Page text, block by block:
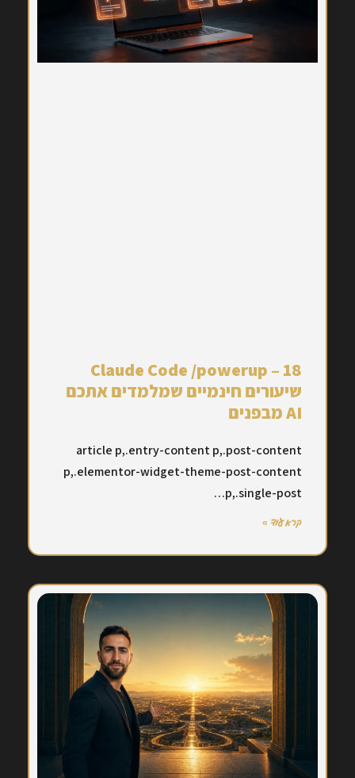
Claude Code /powerup – 18
שיעורים חינמיים שמלמדים אתכם
AI מבפנים
article p,.entry-content p,.post-content
p,.elementor-widget-theme-post-content
p,.single-post…
קרא עוד »